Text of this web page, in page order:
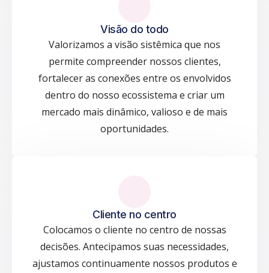
Visão do todo
Valorizamos a visão sistêmica que nos
permite compreender nossos clientes,
fortalecer as conexões entre os envolvidos
dentro do nosso ecossistema e criar um
mercado mais dinâmico, valioso e de mais
oportunidades.
Cliente no centro
Colocamos o cliente no centro de nossas
decisões. Antecipamos suas necessidades,
ajustamos continuamente nossos produtos e